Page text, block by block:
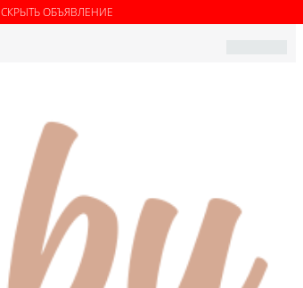
СКРЫТЬ ОБЪЯВЛЕНИЕ